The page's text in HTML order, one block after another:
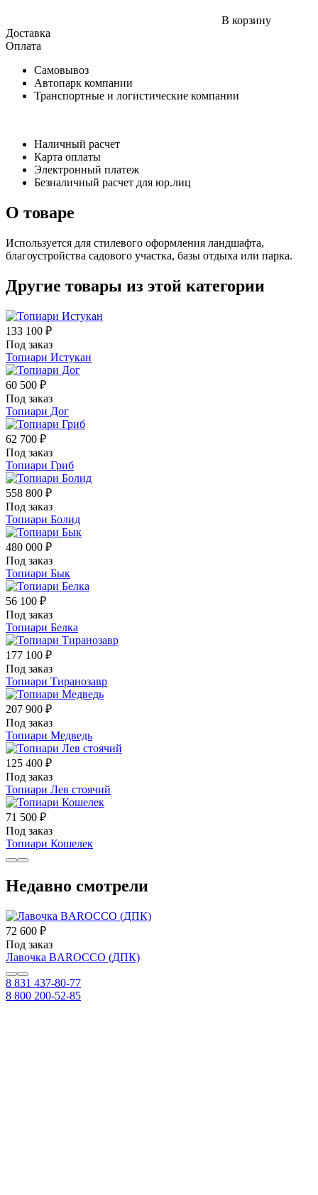
В корзину
Доставка
Оплата
Самовывоз
Автопарк компании
Транспортные и логистические компании
Наличный расчет
Карта оплаты
Электронный платеж
Безналичный расчет для юр.лиц
О товаре
Используется для стилевого оформления ландшафта,
благоустройства садового участка, базы отдыха или парка.
Другие товары из этой категории
133 100 ₽
Под заказ
Топиари Истукан
60 500 ₽
Под заказ
Топиари Дог
62 700 ₽
Под заказ
Топиари Гриб
558 800 ₽
Под заказ
Топиари Болид
480 000 ₽
Под заказ
Топиари Бык
56 100 ₽
Под заказ
Топиари Белка
177 100 ₽
Под заказ
Топиари Тиранозавр
207 900 ₽
Под заказ
Топиари Медведь
125 400 ₽
Под заказ
Топиари Лев стоячий
71 500 ₽
Под заказ
Топиари Кошелек
Недавно смотрели
72 600 ₽
Под заказ
Лавочка BAROCCO (ДПК)
8 831 437-80-77
8 800 200-52-85